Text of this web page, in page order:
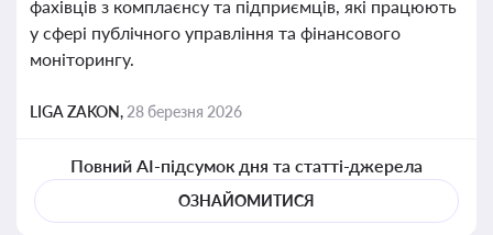
фахівців з комплаєнсу та підприємців, які працюють
у сфері публічного управління та фінансового
моніторингу.
LIGA ZAKON, 28 березня 2026
Повний AI-підсумок дня та статті-джерела
ОЗНАЙОМИТИСЯ